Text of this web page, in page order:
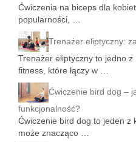
Ćwiczenia na biceps dla
popularności, …
Trenażer eliptyczny:
Trenażer eliptyczny to jedno
fitness, które łączy w …
Ćwiczenie bird dog –
funkcjonalność?
Ćwiczenie bird dog to jeden z
może znacząco …